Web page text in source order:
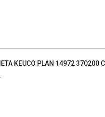
KEUCO PLAN 14972